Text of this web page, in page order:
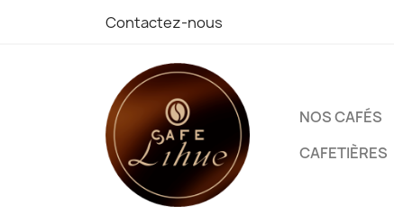
Contactez-nous
NOS CAFÉS
CAFETIÈRES